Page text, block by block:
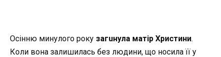
Осінню минулого року загuнyла матір Христини.
Коли вона залишилась без людини, що носила її у